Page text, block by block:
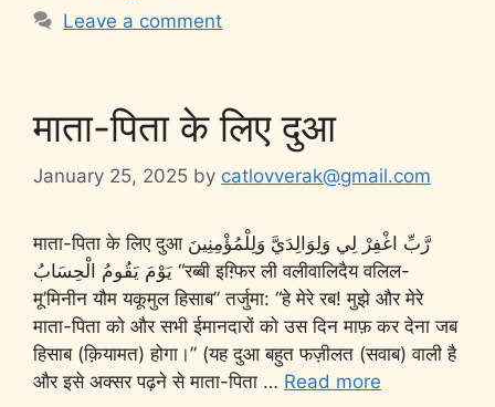
Leave a comment
माता-पिता के लिए दुआ
January 25, 2025 by catlovverak@gmail.com
माता-पिता के लिए दुआ رَّبِّ اغْفِرْ لِي وَلِوَالِدَيَّ وَلِلْمُؤْمِنِينَ
يَوْمَ يَقُومُ الْحِسَابُ “रब्बी इग़्फिर ली वलीवालिदैय वलिल-
मू’मिनीन यौम यकूमुल हिसाब” तर्जुमा: “हे मेरे रब! मुझे और मेरे
माता-पिता को और सभी ईमानदारों को उस दिन माफ़ कर देना जब
हिसाब (क़ियामत) होगा।” (यह दुआ बहुत फज़ीलत (सवाब) वाली है
और इसे अक्सर पढ़ने से माता-पिता … Read more